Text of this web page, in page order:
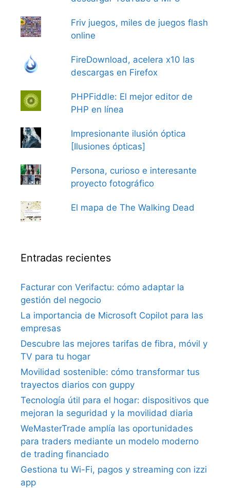
Friv juegos, miles de juegos flash
online
FireDownload, acelera x10 las
descargas en Firefox
PHPFiddle: El mejor editor de
PHP en línea
Impresionante ilusión óptica
[Ilusiones ópticas]
Persona, curioso e interesante
proyecto fotográfico
El mapa de The Walking Dead
Entradas recientes
Facturar con Verifactu: cómo adaptar la
gestión del negocio
La importancia de Microsoft Copilot para las
empresas
Descubre las mejores tarifas de fibra, móvil y
TV para tu hogar
Movilidad sostenible: cómo transformar tus
trayectos diarios con guppy
Tecnología útil para el hogar: dispositivos que
mejoran la seguridad y la movilidad diaria
WeMasterTrade amplía las oportunidades
para traders mediante un modelo moderno
de trading financiado
Gestiona tu Wi-Fi, pagos y streaming con izzi
app